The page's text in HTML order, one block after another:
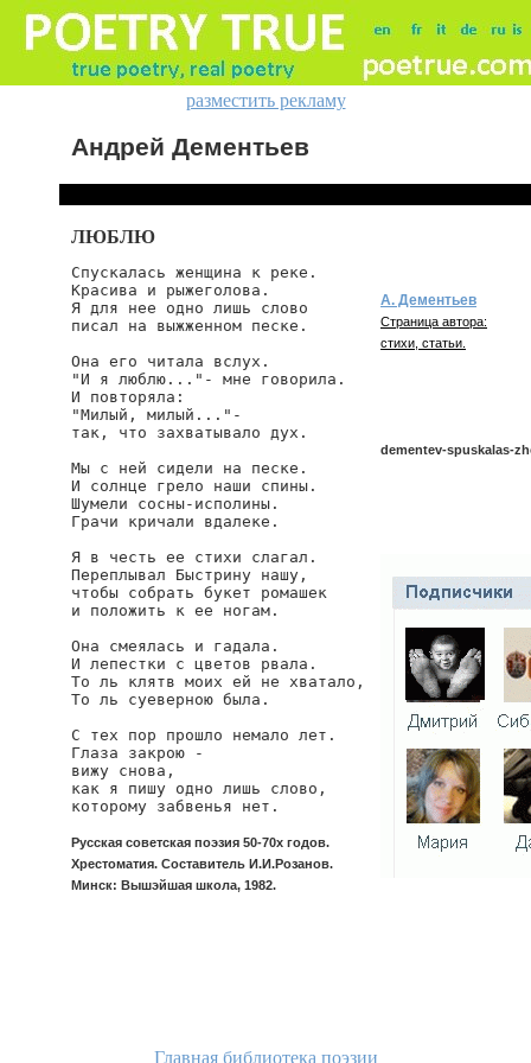
разместить рекламу
Андрей Дементьев
ЛЮБЛЮ
Спускалась женщина к реке.
Красива и рыжеголова.
Я для нее одно лишь слово
писал на выжженном песке.
Она его читала вслух.
"И я люблю..."- мне говорила.
И повторяла:
"Милый, милый..."-
так, что захватывало дух.
Мы с ней сидели на песке.
И солнце грело наши спины.
Шумели сосны-исполины.
Грачи кричали вдалеке.
Я в честь ее стихи слагал.
Переплывал Быстрину нашу,
чтобы собрать букет ромашек
и положить к ее ногам.
Она смеялась и гадала.
И лепестки с цветов рвала.
То ль клятв моих ей не хватало,
То ль суеверною была.
С тех пор прошло немало лет.
Глаза закрою -
вижу снова,
как я пишу одно лишь слово,
которому забвенья нет.
Русская советская поэзия 50-70х годов.
Хрестоматия. Составитель И.И.Розанов.
Минск: Вышэйшая школа, 1982.
А. Дементьев
Страница автора:
стихи, статьи.
dementev-spuskalas-
Главная библиотека поэзии